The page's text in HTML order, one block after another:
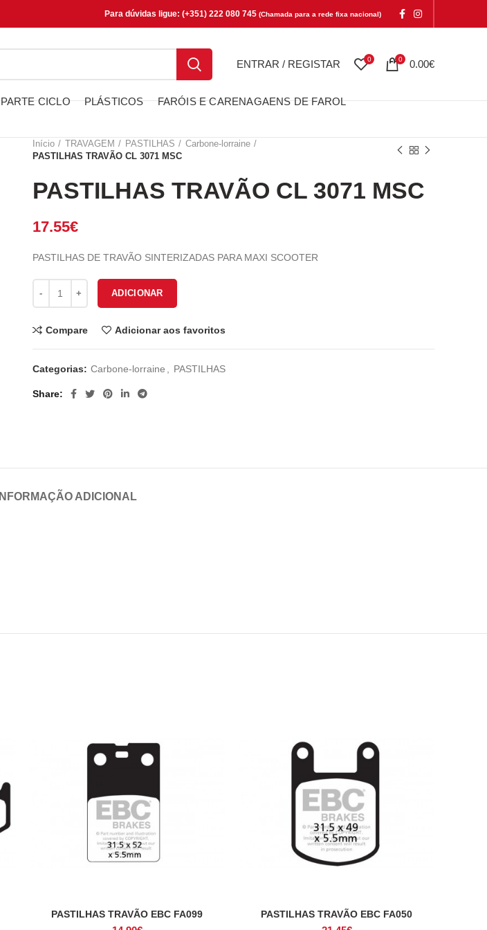
Para dúvidas ligue: (+351) 222 080 745 (Chamada para a rede fixa nacional)
ENTRAR / REGISTAR 0 0 0.00€
PARTE CICLO PLÁSTICOS FARÓIS E CARENAGAENS DE FAROL
Início TRAVAGEM PASTILHAS
Carbone-lorraine
PASTILHAS TRAVÃO CL 3071 MSC
PASTILHAS TRAVÃO CL 3071 MSC
17.55€
PASTILHAS DE TRAVÃO SINTERIZADAS PARA MAXI SCOOTER
ADICIONAR
Compare Adicionar aos favoritos
Categorias: Carbone-lorraine PASTILHAS
Share
INFORMAÇÃO ADICIONAL
ADICIONAR
PASTILHAS TRAVÃO EBC FA099 ADICIONAR
PASTILHAS TRAVÃO EBC FA050